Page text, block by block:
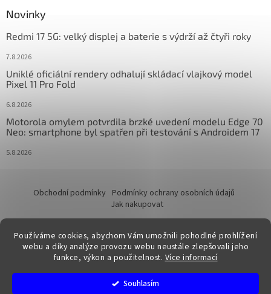
Používáme cookies, abychom Vám umožnili pohodlné prohlížení
webu a díky analýze provozu webu neustále zlepšovali jeho
funkce, výkon a použitelnost. Více informací
Souhlasím
Novinky
Redmi 17 5G: velký displej a baterie s výdrží až čtyři roky
7.8.2026
Uniklé oficiální rendery odhalují skládací vlajkový model
Pixel 11 Pro Fold
6.8.2026
Motorola omylem potvrdila brzké uvedení modelu Edge 70
Neo: smartphone byl spatřen při testování s Androidem 17
5.8.2026
Obchodní podmínky Podmínky ochrany osobních údajů
Jak nakupovat
Vytvořil Shoptet